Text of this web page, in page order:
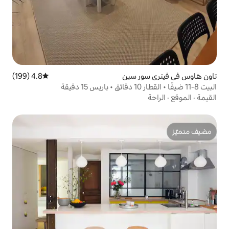
سين متوسط التقييم 4.8 من 5، 199 مراجعات
4.8 (199)